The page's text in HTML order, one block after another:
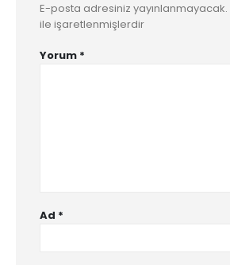
E-posta adresiniz yayınlanmayacak.
ile işaretlenmişlerdir
Yorum *
Ad *